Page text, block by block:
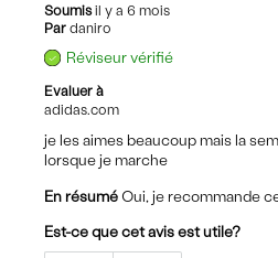
Soumisil y a 6 mois
Par daniro
Réviseur vérifié
Evaluer à
adidas.com
je les aimes beaucoup mais la
lorsque je marche
En résumé Oui, je recommande
Est-ce que cet avis est utile?